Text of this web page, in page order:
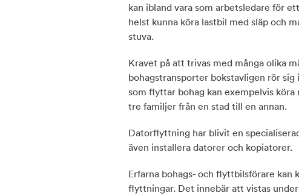
kan ibland vara som arbetsledare för
helst kunna köra lastbil med släp och
stuva.
Kravet på att trivas med många olika
bohagstransporter bokstavligen rör sig
som flyttar bohag kan exempelvis
tre familjer från en stad till en annan.
Datorflyttning har blivit en
även installera datorer och kopiatorer.
Erfarna bohags- och flyttbilsförare kan
flyttningar. Det innebär att vistas